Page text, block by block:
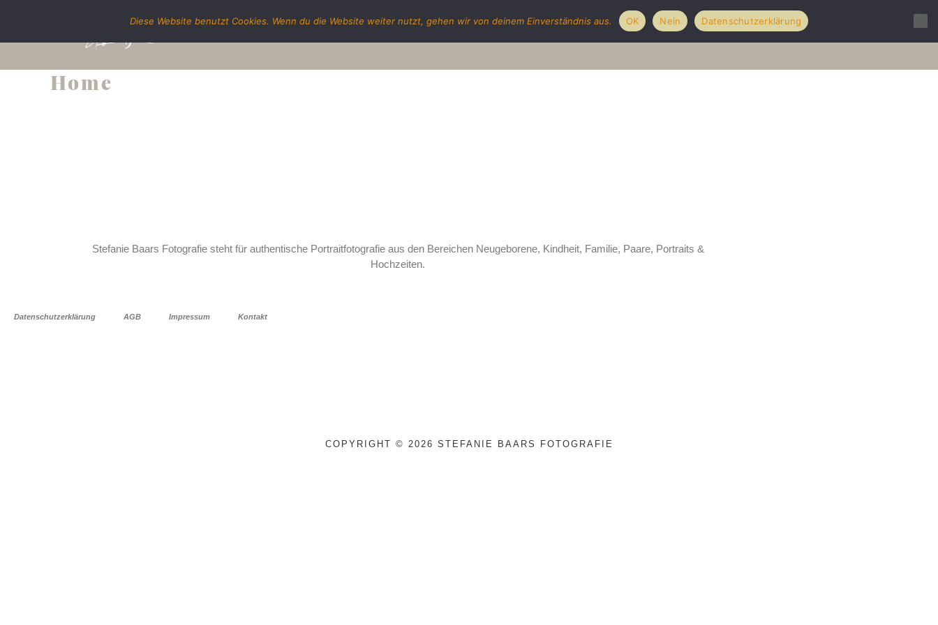
Portfolio Hochzeiten über mich
Home
Stefanie Baars Fotografie steht für authentische Portraitfotografie aus den Bereichen Neugeborene, Kindheit, Familie, Paare, Portraits &
Hochzeiten.
Datenschutzerklärung AGB Impressum Kontakt
COPYRIGHT © 2026 STEFANIE BAARS FOTOGRAFIE
Diese Website benutzt Cookies. Wenn du die Website weiter nutzt, gehen wir von deinem Einverständnis aus. OK Nein Datenschutzerklärung